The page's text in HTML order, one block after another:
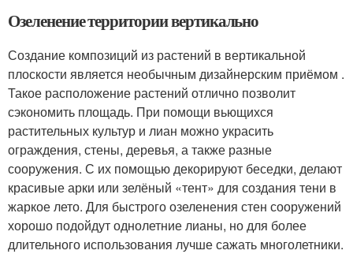
Озеленение территории вертикально
Создание композиций из растений в вертикальной
плоскости является необычным дизайнерским приёмом .
Такое расположение растений отлично позволит
сэкономить площадь. При помощи вьющихся
растительных культур и лиан можно украсить
ограждения, стены, деревья, а также разные
сооружения. С их помощью декорируют беседки, делают
красивые арки или зелёный «тент» для создания тени в
жаркое лето. Для быстрого озеленения стен сооружений
хорошо подойдут однолетние лианы, но для более
длительного использования лучше сажать многолетники.